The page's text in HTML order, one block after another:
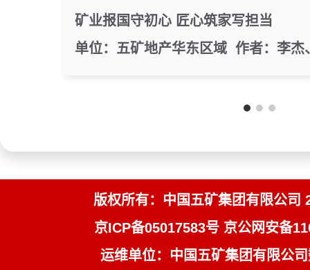
矿业报国守初心 匠心筑家写担当
版权所有：中国五矿集团有限公司
京ICP备05017583号 京公网安备
运维单位：中国五矿集团有限公